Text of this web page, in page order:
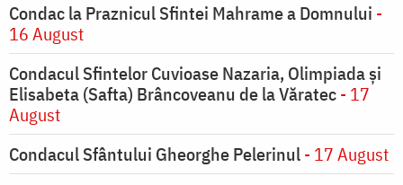
Condac la Praznicul Sfintei Mahrame a Domnului -
16 August
Condacul Sfintelor Cuvioase Nazaria, Olimpiada și
Elisabeta (Safta) Brâncoveanu de la Văratec- 17
August
Condacul Sfântului Gheorghe Pelerinul- 17 August